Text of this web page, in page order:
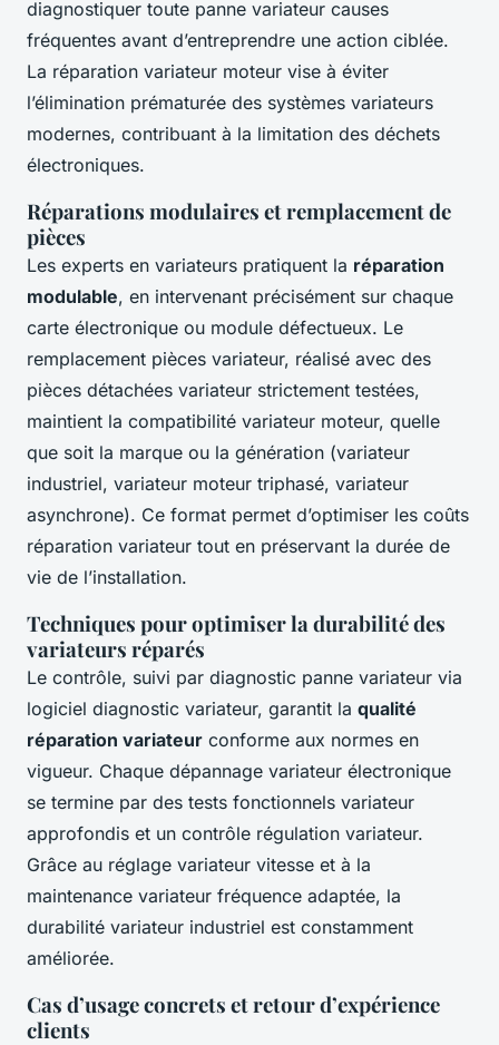
diagnostiquer toute panne variateur causes
fréquentes avant d’entreprendre une action ciblée.
La réparation variateur moteur vise à éviter
l’élimination prématurée des systèmes variateurs
modernes, contribuant à la limitation des déchets
électroniques.
Réparations modulaires et remplacement de
pièces
Les experts en variateurs pratiquent la réparation
modulable, en intervenant précisément sur chaque
carte électronique ou module défectueux. Le
remplacement pièces variateur, réalisé avec des
pièces détachées variateur strictement testées,
maintient la compatibilité variateur moteur, quelle
que soit la marque ou la génération (variateur
industriel, variateur moteur triphasé, variateur
asynchrone). Ce format permet d’optimiser les coûts
réparation variateur tout en préservant la durée de
vie de l’installation.
Techniques pour optimiser la durabilité des
variateurs réparés
Le contrôle, suivi par diagnostic panne variateur via
logiciel diagnostic variateur, garantit la qualité
réparation variateur conforme aux normes en
vigueur. Chaque dépannage variateur électronique
se termine par des tests fonctionnels variateur
approfondis et un contrôle régulation variateur.
Grâce au réglage variateur vitesse et à la
maintenance variateur fréquence adaptée, la
durabilité variateur industriel est constamment
améliorée.
Cas d’usage concrets et retour d’expérience
clients